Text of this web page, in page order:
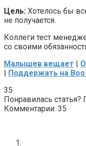
Цель: Хотелось бы
не получается.
Коллеги тест
со своими
Малышев вещает |
| Поддержать на
35
Понравилась статья?
Комментарии: 35